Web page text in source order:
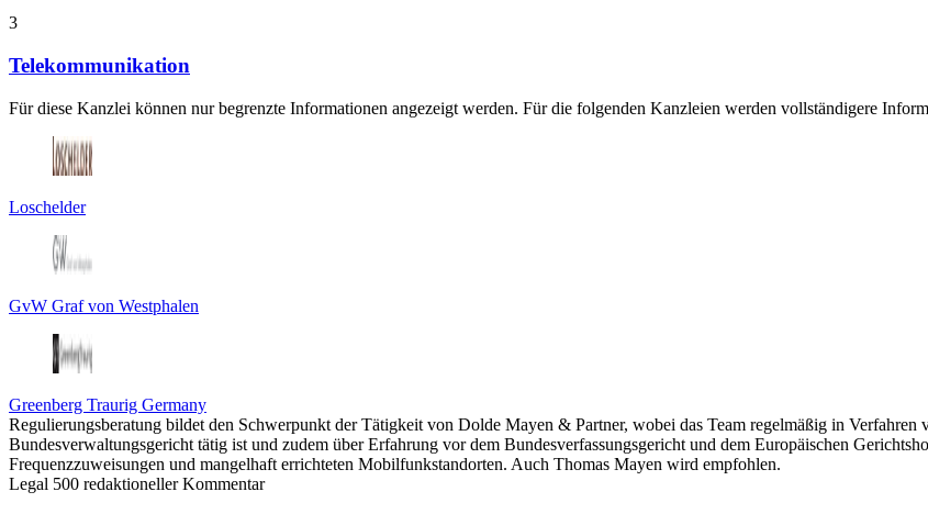
3
Telekommunikation
Für diese Kanzlei können nur begrenzte Informationen angezeigt werden. Für die folgenden Kanzleien werden vollständigere
Loschelder
GvW Graf von Westphalen
Greenberg Traurig Germany
Regulierungsberatung bildet den Schwerpunkt der Tätigkeit von Dolde Mayen & Partner, wobei das Team regelmäßig in
Bundesverwaltungsgericht tätig ist und zudem über Erfahrung vor dem Bundesverfassungsgericht und dem Europäischen
Frequenzzuweisungen und mangelhaft errichteten Mobilfunkstandorten. Auch Thomas Mayen wird empfohlen.
Legal 500 redaktioneller Kommentar